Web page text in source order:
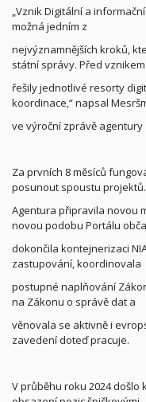
„Vznik Digitální a
možná jedním z
nejvýznamnějších kroků,
státní správy. Před vznikem
řešily jednotlivé resorty
koordinace,“ napsal
ve výroční zprávě agentury
Za prvních 8 měsíců
posunout spoustu projektů.
Agentura připravila novou
novou podobu Portálu
dokončila kontejnerizaci
zastupování, koordinovala
postupné naplňování
na Zákonu o správě dat a
věnovala se aktivně i
zavedení doteď pracuje.
V průběhu roku 2024